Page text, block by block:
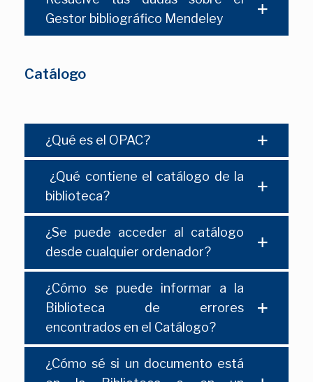
Gestor bibliográfico Mendeley
Catálogo
¿Qué es el OPAC?
¿Qué contiene el catálogo de la
biblioteca?
¿Se puede acceder al catálogo
desde cualquier ordenador?
¿Cómo se puede informar a la
Biblioteca de errores
encontrados en el Catálogo?
¿Cómo sé si un documento está